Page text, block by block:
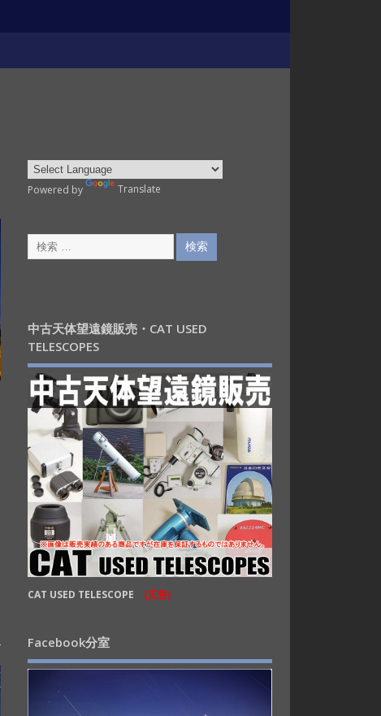
Powered by Translate
中古天体望遠鏡販売・CAT USED
TELESCOPES
CAT USED TELESCOPE (広告)
Facebook分室